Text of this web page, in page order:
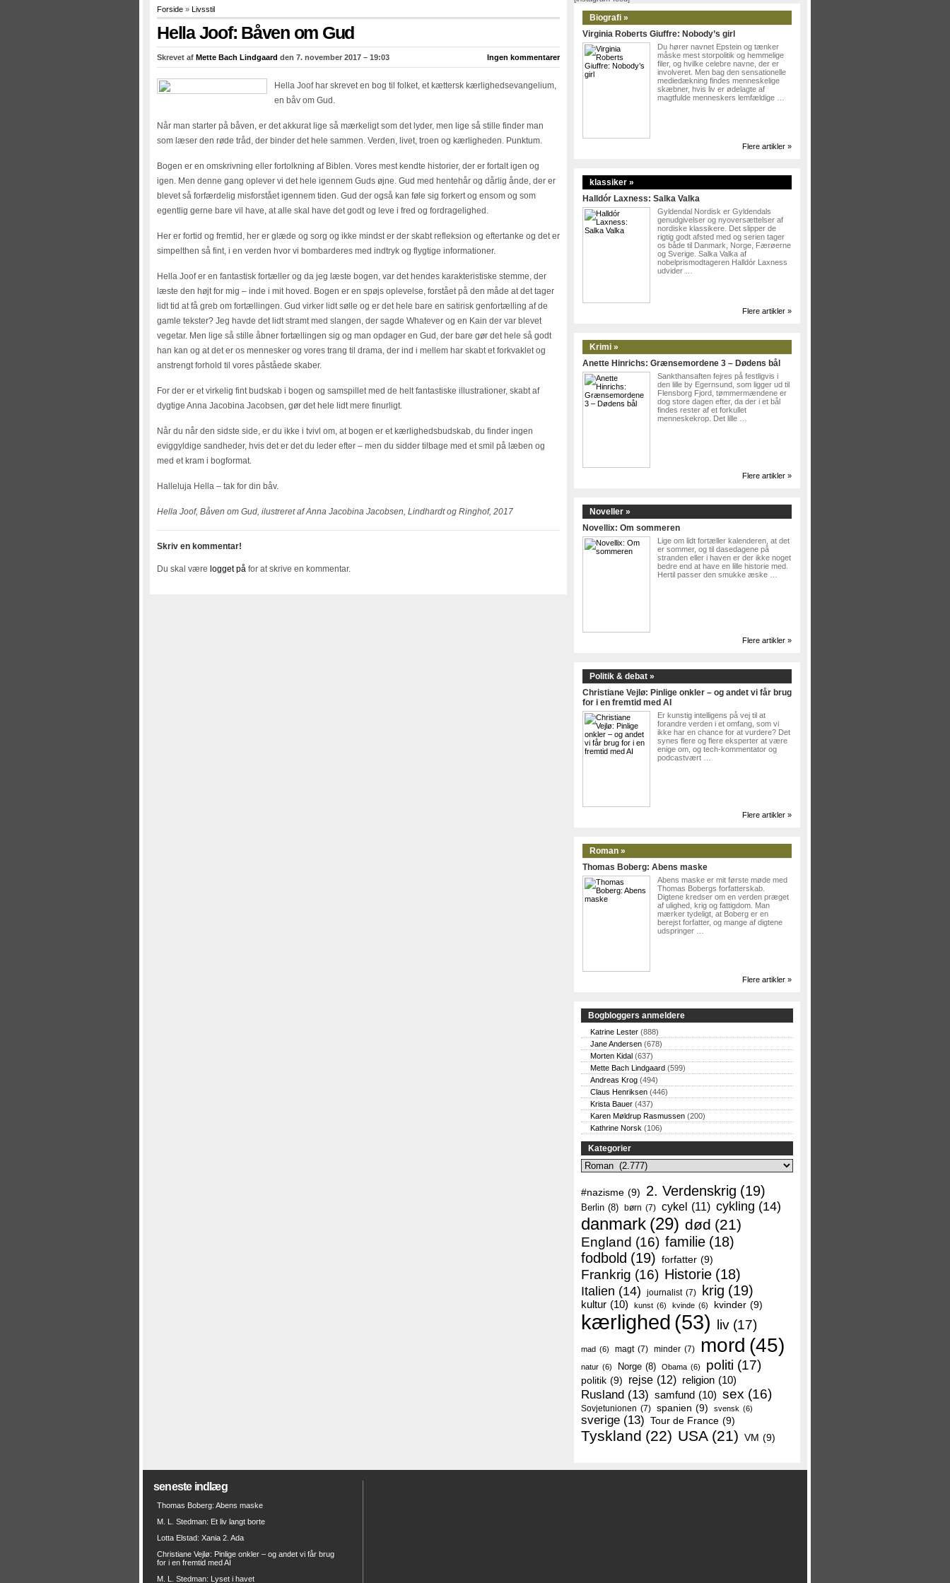
Forside » Livsstil
Hella Joof: Båven om Gud
Skrevet af Mette Bach Lindgaard den 7. november 2017 – 19:03 Ingen kommentarer
Hella Joof har skrevet en bog til folket, et kættersk kærlighedsevangelium,
en båv om Gud.
Når man starter på båven, er det akkurat lige så mærkeligt som det lyder, men lige så stille finder man
som læser den røde tråd, der binder det hele sammen. Verden, livet, troen og kærligheden. Punktum.
Bogen er en omskrivning eller fortolkning af Biblen. Vores mest kendte historier, der er fortalt igen og
igen. Men denne gang oplever vi det hele igennem Guds øjne. Gud med hentehår og dårlig ånde, der er
blevet så forfærdelig misforstået igennem tiden. Gud der også kan føle sig forkert og ensom og som
egentlig gerne bare vil have, at alle skal have det godt og leve i fred og fordragelighed.
Her er fortid og fremtid, her er glæde og sorg og ikke mindst er der skabt refleksion og eftertanke og det er
simpelthen så fint, i en verden hvor vi bombarderes med indtryk og flygtige informationer.
Hella Joof er en fantastisk fortæller og da jeg læste bogen, var det hendes karakteristiske stemme, der
læste den højt for mig – inde i mit hoved. Bogen er en spøjs oplevelse, forstået på den måde at det tager
lidt tid at få greb om fortællingen. Gud virker lidt sølle og er det hele bare en satirisk genfortælling af de
gamle tekster? Jeg havde det lidt stramt med slangen, der sagde Whatever og en Kain der var blevet
vegetar. Men lige så stille åbner fortællingen sig og man opdager en Gud, der bare gør det hele så godt
han kan og at det er os mennesker og vores trang til drama, der ind i mellem har skabt et forkvaklet og
anstrengt forhold til vores påståede skaber.
For der er et virkelig fint budskab i bogen og samspillet med de helt fantastiske illustrationer, skabt af
dygtige Anna Jacobina Jacobsen, gør det hele lidt mere finurligt.
Når du når den sidste side, er du ikke i tvivl om, at bogen er et kærlighedsbudskab, du finder ingen
eviggyldige sandheder, hvis det er det du leder efter – men du sidder tilbage med et smil på læben og
med et kram i bogformat.
Halleluja Hella – tak for din båv.
Hella Joof, Båven om Gud, ilustreret af Anna Jacobina Jacobsen, Lindhardt og Ringhof, 2017
Skriv en kommentar!
Du skal være logget på for at skrive en kommentar.
Biografi »
Virginia Roberts Giuffre: Nobody’s girl
Du hører navnet Epstein og tænker
måske mest storpolitik og hemmelige
filer, og hvilke celebre navne, der er
involveret. Men bag den sensationelle
mediedækning findes menneskelige
skæbner, hvis liv er ødelagte af
magtfulde menneskers lemfældige …
Flere artikler »
klassiker »
Halldór Laxness: Salka Valka
Gyldendal Nordisk er Gyldendals
genudgivelser og nyoversættelser af
nordiske klassikere. Det slipper de
rigtig godt afsted med og serien tager
os både til Danmark, Norge, Færøerne
og Sverige. Salka Valka af
nobelprismodtageren Halldór Laxness
udvider …
Flere artikler »
Krimi »
Anette Hinrichs: Grænsemordene 3 – Dødens bål
Sankthansaften fejres på festligvis i
den lille by Egernsund, som ligger ud til
Flensborg Fjord, tømmermændene er
dog store dagen efter, da der i et bål
findes rester af et forkullet
menneskekrop. Det lille …
Flere artikler »
Noveller »
Novellix: Om sommeren
Lige om lidt fortæller kalenderen, at det
er sommer, og til dasedagene på
stranden eller i haven er der ikke noget
bedre end at have en lille historie med.
Hertil passer den smukke æske …
Flere artikler »
Politik & debat »
Christiane Vejlø: Pinlige onkler – og andet vi får brug
for i en fremtid med AI
Er kunstig intelligens på vej til at
forandre verden i et omfang, som vi
ikke har en chance for at vurdere? Det
synes flere og flere eksperter at være
enige om, og tech-kommentator og
podcastvært …
Flere artikler »
Roman »
Thomas Boberg: Abens maske
Abens maske er mit første møde med
Thomas Bobergs forfatterskab.
Digtene kredser om en verden præget
af ulighed, krig og fattigdom. Man
mærker tydeligt, at Boberg er en
berejst forfatter, og mange af digtene
udspringer …
Flere artikler »
Bogbloggers anmeldere
Katrine Lester (888)
Jane Andersen (678)
Morten Kidal (637)
Mette Bach Lindgaard (599)
Andreas Krog (494)
Claus Henriksen (446)
Krista Bauer (437)
Karen Møldrup Rasmussen (200)
Kathrine Norsk (106)
Kategorier
Kategorier
#nazisme (9) 2. Verdenskrig (19)
Berlin (8) børn (7) cykel (11) cykling (14)
danmark (29) død (21)
England (16) familie (18)
fodbold (19) forfatter (9)
Frankrig (16) Historie (18)
Italien (14) journalist (7) krig (19)
kultur (10) kunst (6) kvinde (6) kvinder (9)
kærlighed (53) liv (17)
mad (6) magt (7) minder (7) mord (45)
natur (6) Norge (8) Obama (6) politi (17)
politik (9) rejse (12) religion (10)
Rusland (13) samfund (10) sex (16)
Sovjetunionen (7) spanien (9) svensk (6)
sverige (13) Tour de France (9)
Tyskland (22) USA (21) VM (9)
seneste indlæg
Thomas Boberg: Abens maske
M. L. Stedman: Et liv langt borte
Lotta Elstad: Xania 2. Ada
Christiane Vejlø: Pinlige onkler – og andet vi får brug
for i en fremtid med AI
M. L. Stedman: Lyset i havet